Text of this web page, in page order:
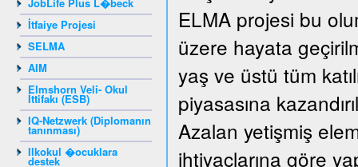
İtfaiye Projesi
SELMA
AIM
Elmshorn Veli- Okul
İttifakı (ESB)
IQ-Netzwerk (Diplomanın
tanınması)
Ilkokul �ocuklara
destek
ELMA projesi bu
üzere hayata
yaş ve üstü tüm
piyasasına
Azalan yetişmiş
ihtiyaçlarına göre